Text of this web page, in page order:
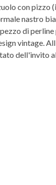
con pizzo
nastro
di perline
vintage.
dell'invito